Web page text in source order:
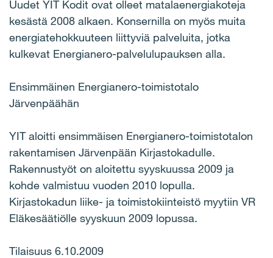
Uudet YIT Kodit ovat olleet matalaenergiakoteja
kesästä 2008 alkaen. Konsernilla on myös muita
energiatehokkuuteen liittyviä palveluita, jotka
kulkevat Energianero-palvelulupauksen alla.
Ensimmäinen Energianero-toimistotalo
Järvenpäähän
YIT aloitti ensimmäisen Energianero-toimistotalon
rakentamisen Järvenpään Kirjastokadulle.
Rakennustyöt on aloitettu syyskuussa 2009 ja
kohde valmistuu vuoden 2010 lopulla.
Kirjastokadun liike- ja toimistokiinteistö myytiin VR
Eläkesäätiölle syyskuun 2009 lopussa.
Tilaisuus 6.10.2009